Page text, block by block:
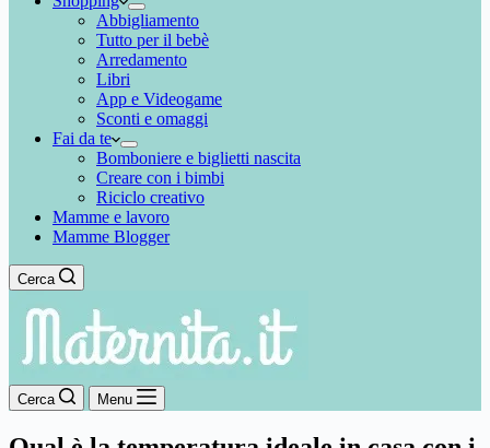
Abbigliamento
Tutto per il bebè
Arredamento
Libri
App e Videogame
Sconti e omaggi
Fai da te
Bomboniere e biglietti nascita
Creare con i bimbi
Riciclo creativo
Mamme e lavoro
Mamme Blogger
Cerca
Cerca Menu